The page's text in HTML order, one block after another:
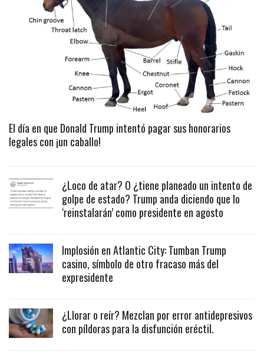
El día en que Donald Trump intentó pagar sus honorarios
legales con ¡un caballo!
¿Loco de atar? O ¿tiene planeado un intento de
golpe de estado? Trump anda diciendo que lo
‘reinstalarán’ como presidente en agosto
Implosión en Atlantic City: Tumban Trump
casino, símbolo de otro fracaso más del
expresidente
¿Llorar o reír? Mezclan por error antidepresivos
con píldoras para la disfunción eréctil.